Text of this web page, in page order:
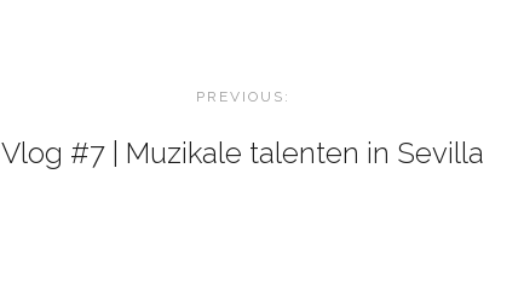
PREVIOUS:
Vlog #7 | Muzikale talenten in Sevilla